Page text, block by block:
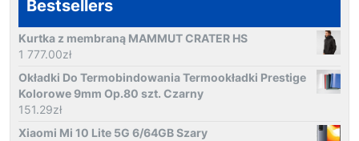
Bestsellers
Kurtka z membraną MAMMUT CRATER HS
1 777.00zł
Okładki Do Termobindowania Termookładki Prestige
Kolorowe 9mm Op.80 szt. Czarny
151.29zł
Xiaomi Mi 10 Lite 5G 6/64GB Szary